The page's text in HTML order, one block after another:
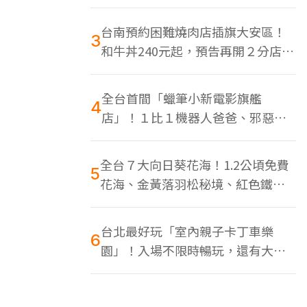
3台南預約困難燒肉店插旗大安區！
和牛丼240元起，預告再開２分店、
地點曝光
4全台首間「蠟筆小新電影旗艦
店」！１比１機器人爸爸、邪惡正
男，百款周邊買翻
5全台７大向日葵花海！1.2公頃免費
花海、金黃落羽松秘境、紅色鐵橋
同框
6台北最好玩「室內親子卡丁車樂
園」！入場不限時暢玩，還有大螢
幕Switch遊戲區